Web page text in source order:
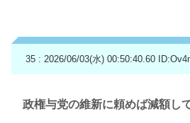
35 : 2026/06/03(水) 00:50:40.60
政権与党の維新に頼めば減額し